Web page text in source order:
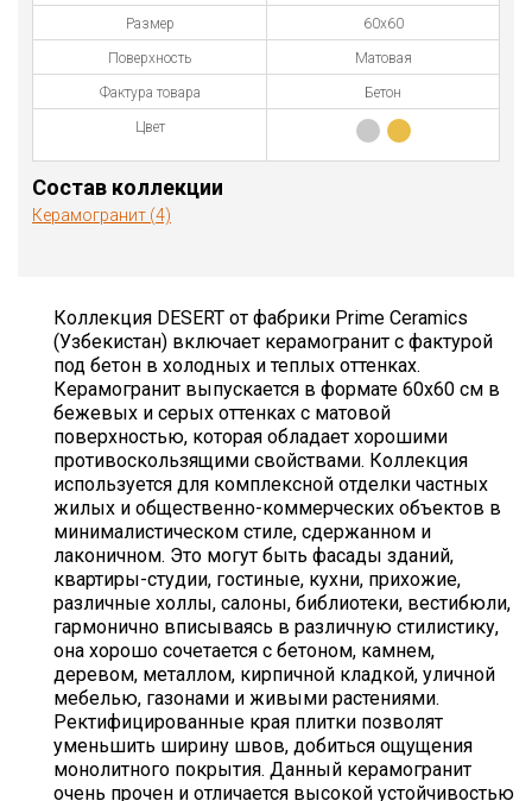
Размер 60x60
Поверхность Матовая
Фактура товара Бетон
Цвет
Состав коллекции
Керамогранит (4)
Коллекция DESERT от фабрики Prime Ceramics
(Узбекистан) включает керамогранит с фактурой
под бетон в холодных и теплых оттенках.
Керамогранит выпускается в формате 60х60 см в
бежевых и серых оттенках с матовой
поверхностью, которая обладает хорошими
противоскользящими свойствами. Коллекция
используется для комплексной отделки частных
жилых и общественно-коммерческих объектов в
минималистическом стиле, сдержанном и
лаконичном. Это могут быть фасады зданий,
квартиры-студии, гостиные, кухни, прихожие,
различные холлы, салоны, библиотеки, вестибюли,
гармонично вписываясь в различную стилистику,
она хорошо сочетается с бетоном, камнем,
деревом, металлом, кирпичной кладкой, уличной
мебелью, газонами и живыми растениями.
Ректифицированные края плитки позволят
уменьшить ширину швов, добиться ощущения
монолитного покрытия. Данный керамогранит
очень прочен и отличается высокой устойчивостью